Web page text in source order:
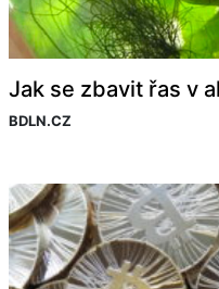
Jak se zbavit řas v
BDLN.CZ